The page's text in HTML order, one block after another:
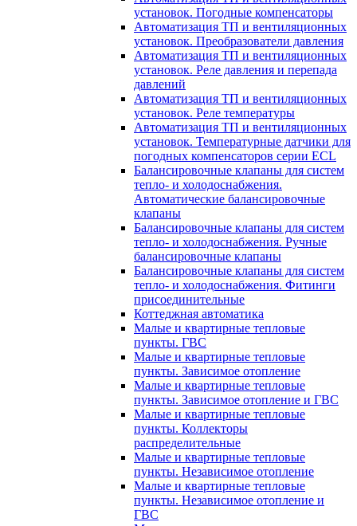
установок. Погодные компенсаторы
Автоматизация ТП и вентиляционных
установок. Преобразователи давления
Автоматизация ТП и вентиляционных
установок. Реле давления и перепада
давлений
Автоматизация ТП и вентиляционных
установок. Реле температуры
Автоматизация ТП и вентиляционных
установок. Температурные датчики для
погодных компенсаторов серии ECL
Балансировочные клапаны для систем
тепло- и холодоснабжения.
Автоматические балансировочные
клапаны
Балансировочные клапаны для систем
тепло- и холодоснабжения. Ручные
балансировочные клапаны
Балансировочные клапаны для систем
тепло- и холодоснабжения. Фитинги
присоединительные
Коттеджная автоматика
Малые и квартирные тепловые
пункты. ГВС
Малые и квартирные тепловые
пункты. Зависимое отопление
Малые и квартирные тепловые
пункты. Зависимое отопление и ГВС
Малые и квартирные тепловые
пункты. Коллекторы
распределительные
Малые и квартирные тепловые
пункты. Независимое отопление
Малые и квартирные тепловые
пункты. Независимое отопление и
ГВС